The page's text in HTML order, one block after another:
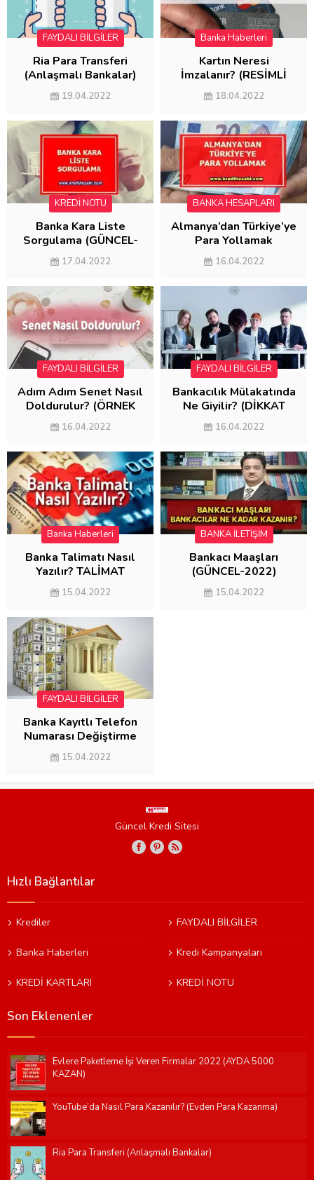
FAYDALI BİLGİLER
Ria Para Transferi
(Anlaşmalı Bankalar)
19.04.2022
Banka Haberleri
FAYDALI BİLGİLER
Kartın Neresi
İmzalanır? (RESİMLİ
ANLATIM)
18.04.2022
KREDİ NOTU
Banka Kara Liste
Sorgulama (GÜNCEL-
2022)
17.04.2022
BANKA HESAPLARI
Almanya’dan Türkiye’ye
Para Yollamak
(MASRAFSIZ
GÖNDERME)
16.04.2022
FAYDALI BİLGİLER
Adım Adım Senet Nasıl
Doldurulur? (ÖRNEK
SENET DOLDURMA)
16.04.2022
FAYDALI BİLGİLER
Bankacılık Mülakatında
Ne Giyilir? (DİKKAT
EDİLMESİ
GEREKENLER)
16.04.2022
Banka Haberleri
Banka Talimatı Nasıl
Yazılır? TALİMAT
ÖRNEĞİ
15.04.2022
BANKA İLETİŞİM
Bankacı Maaşları
(GÜNCEL-2022)
15.04.2022
FAYDALI BİLGİLER
Banka Kayıtlı Telefon
Numarası Değiştirme
2022 (3 YÖNTEM)
15.04.2022
Güncel Kredi Sitesi
Hızlı Bağlantılar
Krediler FAYDALI BİLGİLER
Banka Haberleri Kredi Kampanyaları
KREDİ KARTLARI KREDİ NOTU
Son Eklenenler
Evlere Paketleme İşi Veren Firmalar 2022 (AYDA 5000
KAZAN)
YouTube’da Nasıl Para Kazanılır? (Evden Para Kazanma)
Ria Para Transferi (Anlaşmalı Bankalar)